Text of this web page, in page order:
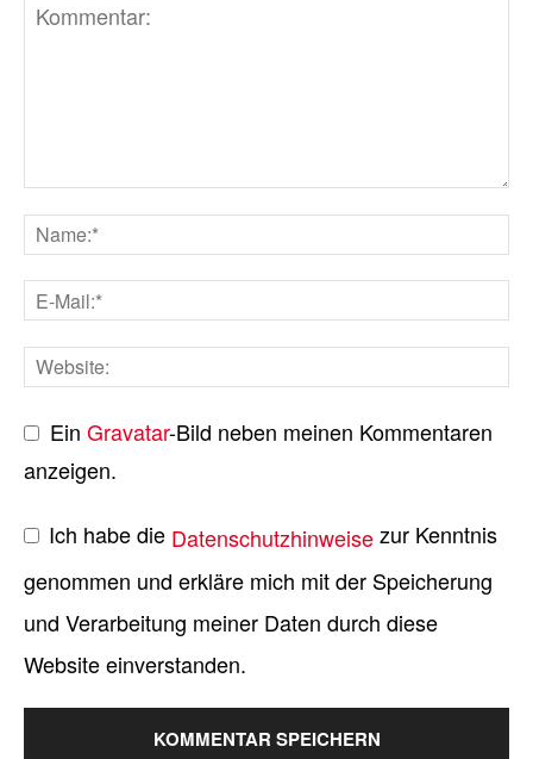
EinGravatar-Bild neben meinen Kommentaren
anzeigen.
Ich habe die Datenschutzhinweisezur Kenntnis
genommen und erkläre mich mit der Speicherung
und Verarbeitung meiner Daten durch diese
Website einverstanden.